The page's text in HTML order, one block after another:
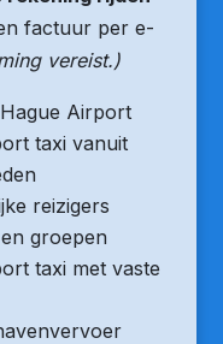
factuur per e-
vereist.)
Airport
taxi vanuit
reizigers
groepen
taxi met vaste